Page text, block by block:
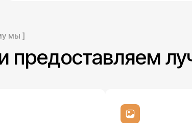
мы ]
предоставляем